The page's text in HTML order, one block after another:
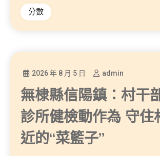
分數
2026 年 8 月 5 日 admin
無棣縣信陽鎮：村干
診所健檢動作為 守住
近的“菜籃子”